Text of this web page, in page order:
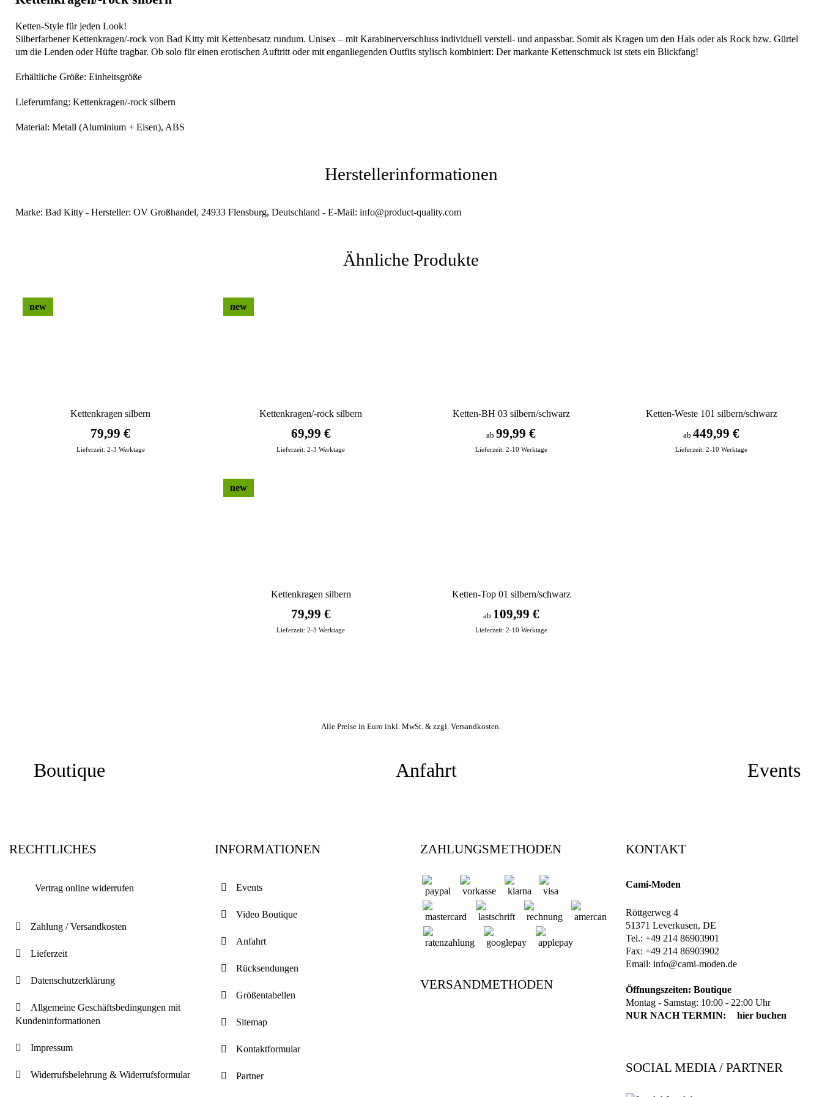
Ketten-Style für jeden Look!
Silberfarbener Kettenkragen/-rock von Bad Kitty mit Kettenbesatz rundum. Unisex – mit Karabinerverschluss individuell verstell- und anpassbar. Somit als Kragen um den Hals oder als Rock bzw. Gürtel
um die Lenden oder Hüfte tragbar. Ob solo für einen erotischen Auftritt oder mit enganliegenden Outfits stylisch kombiniert: Der markante Kettenschmuck ist stets ein Blickfang!
Erhältliche Größe: Einheitsgröße
Lieferumfang: Kettenkragen/-rock silbern
Material: Metall (Aluminium + Eisen), ABS
Herstellerinformationen
Marke: Bad Kitty - Hersteller: OV Großhandel, 24933 Flensburg, Deutschland - E-Mail: info@product-quality.com
Ähnliche Produkte
new
Kettenkragen silbern
79,99 €
Lieferzeit: 2-3 Werktage
new
Kettenkragen/-rock silbern
69,99 €
Lieferzeit:2-3 Werktage
Ketten-BH 03 silbern/schwarz
ab99,99 €
Lieferzeit: 2-10 Werktage
Ketten-Weste 101 silbern/schwarz
ab449,99 €
Lieferzeit:2-10 Werktage
new
Kettenkragen silbern
79,99 €
Lieferzeit:2-3 Werktage
Ketten-Top 01 silbern/schwarz
ab 109,99 €
Lieferzeit: 2-10 Werktage
Alle Preise in Euro inkl. MwSt. & zzgl. Versandkosten.
Boutique Anfahrt Events
RECHTLICHES
Vertrag online widerrufen
Zahlung / Versandkosten
Lieferzeit
Datenschutzerklärung
Allgemeine Geschäftsbedingungen mit
Kundeninformationen
Impressum
Widerrufsbelehrung & Widerrufsformular
INFORMATIONEN
Events
Video Boutique
Anfahrt
Rücksendungen
Größentabellen
Sitemap
Kontaktformular
Partner
ZAHLUNGSMETHODEN
VERSANDMETHODEN
KONTAKT
Cami-Moden
Röttgerweg 4
51371 Leverkusen, DE
Tel.: +49 214 86903901
Fax: +49 214 86903902
Email: info@cami-moden.de
Öffnungszeiten: Boutique
Montag - Samstag: 10:00 - 22:00 Uhr
NUR NACH TERMIN:
hier buchen
SOCIAL MEDIA / PARTNER